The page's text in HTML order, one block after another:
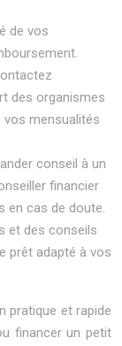
de vos
des organismes
vos mensualités
conseil à un
financier
en cas de doute.
et des conseils
prêt adapté à vos
pratique et rapide
financer un petit